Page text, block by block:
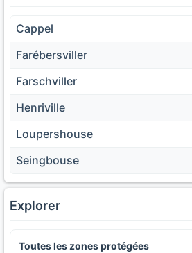
Cappel
Farébersviller
Farschviller
Henriville
Loupershouse
Seingbouse
Explorer
Toutes les zones protégées